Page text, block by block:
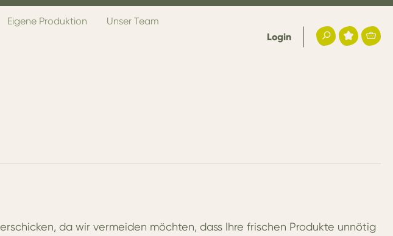
Eigene Produktion Unser Team
Login
da wir vermeiden möchten, dass Ihre frischen Produkte unnötig